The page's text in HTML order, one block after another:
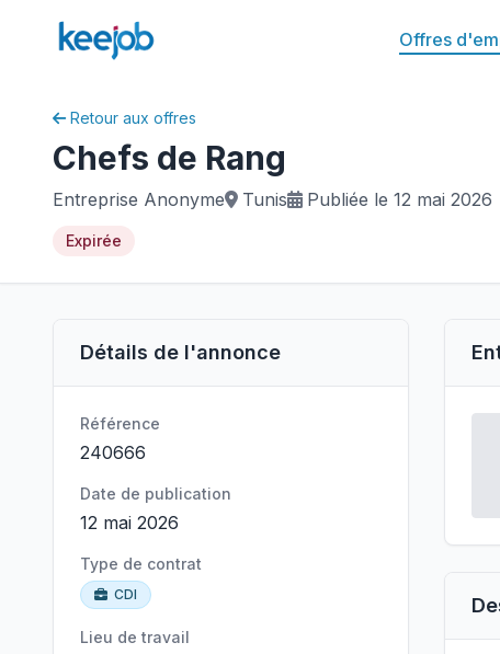
Offres
Retour aux offres
Chefs de Rang
Entreprise Anonyme Tunis Publiée le 12 mai 2026
Expirée
Détails de l'annonce
Référence
240666
Date de publication
12 mai 2026
Type de contrat
CDI
Lieu de travail